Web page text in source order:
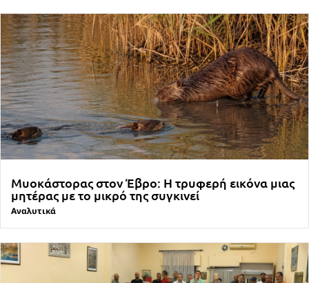
Μυοκάστορας στον Έβρο: Η τρυφερή εικόνα μιας
μητέρας με το μικρό της συγκινεί
Αναλυτικά